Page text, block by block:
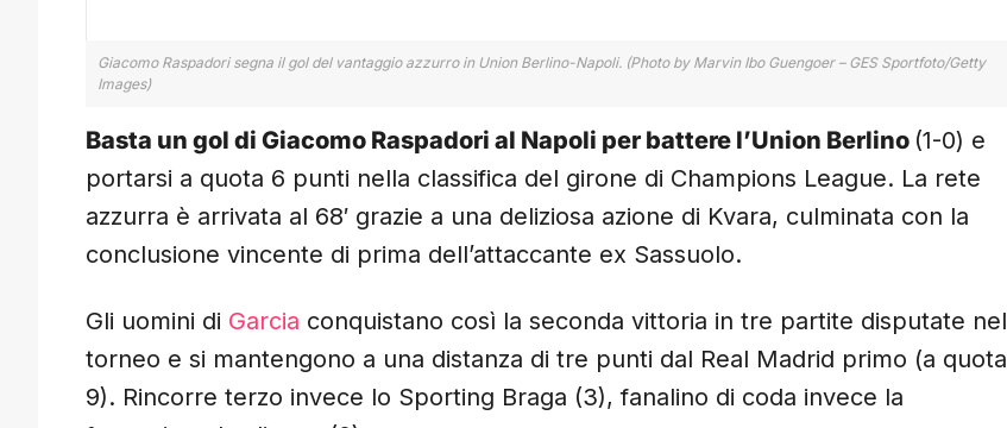
Giacomo Raspadori segna il gol del vantaggio azzurro in Union Berlino-Napoli. (Photo by Marvin Ibo Guengoer – GES Sportfoto/Getty
Images)
Basta un gol di Giacomo Raspadori al Napoli per battere l’Union Berlino (1-0) e
portarsi a quota 6 punti nella classifica del girone di Champions League. La rete
azzurra è arrivata al 68′ grazie a una deliziosa azione di Kvara, culminata con la
conclusione vincente di prima dell’attaccante ex Sassuolo.
Gli uomini di Garcia conquistano così la seconda vittoria in tre partite disputate nel
torneo e si mantengono a una distanza di tre punti dal Real Madrid primo (a quota
9). Rincorre terzo invece lo Sporting Braga (3), fanalino di coda invece la